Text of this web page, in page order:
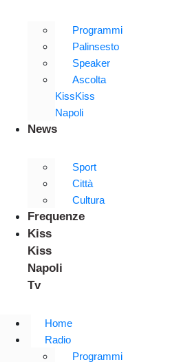
Programmi
Palinsesto
Speaker
Ascolta
KissKiss
Napoli
News
Sport
Città
Cultura
Frequenze
Kiss
Kiss
Napoli
Tv
Home
Radio
Programmi